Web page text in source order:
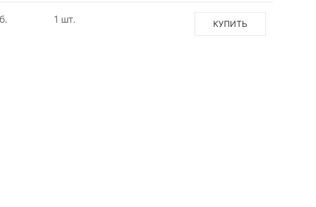
1 шт. КУПИТЬ